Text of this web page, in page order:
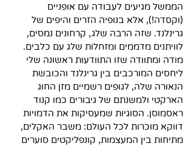
הממשל מגיעים לעבודה עם אופניים
(וקסדה!), אלא בנופיה הזרים והיפים של
גרינלנד. שזה הרבה שלג, קרחונים נמסים,
לוויתנים מדממים ומזחלות שלג עם כלבים.
מודה ומתוודה שזו התוודעות ראשונה שלי
ליחסים המורכבים בין גרינלנד והכובשת
הנאורה שלה, לגופים רשמיים מזן החוג
הארקטי ולמשנתם של גיבורים כמו קנוד
ראסמוסן. הסוגיות שמעסיקות את הדמויות
דווקא מוכרות לכל העולם: משבר האקלים,
מתיחות בין המעצמות, קונפליקטים סוערים